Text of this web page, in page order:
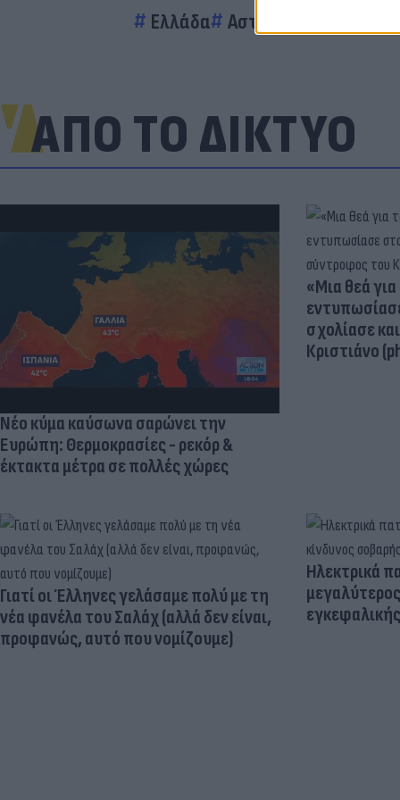
Ελλάδα Αστυνομικοί
ΑΠΟ ΤΟ ΔΙΚΤΥΟ
Νέο κύμα καύσωνα σαρώνει την
Ευρώπη: Θερμοκρασίες - ρεκόρ &
έκτακτα μέτρα σε πολλές χώρες
«Μια θεά
σχολίασε
Κριστιάνο
Γιατί οι Έλληνες γελάσαμε πολύ με τη
νέα φανέλα του Σαλάχ (αλλά δεν είναι,
προφανώς, αυτό που νομίζουμε)
Ηλεκτρικά